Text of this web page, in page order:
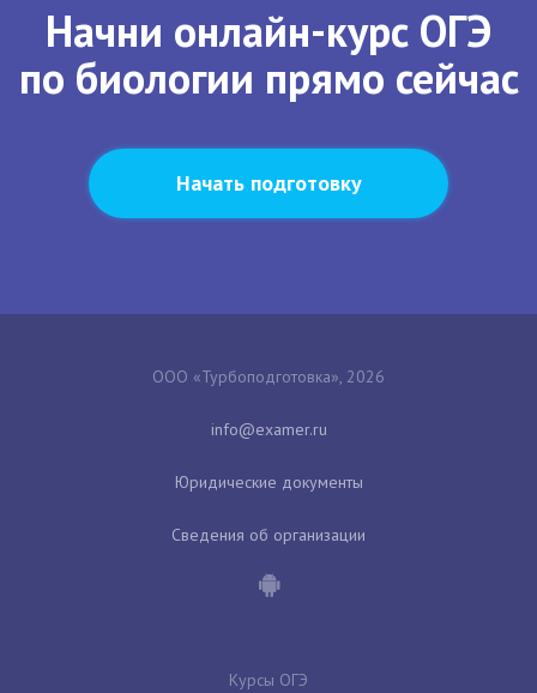
Начни онлайн-курс ОГЭ
по биологии прямо сейчас
Начать подготовку
ООО «Турбоподготовка», 2026
Юридические документы
Сведения об организации
Курсы ОГЭ